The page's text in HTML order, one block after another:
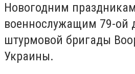
Новогодним праздникам
военнослужащим 79-ой
штурмовой бригады
Украины.